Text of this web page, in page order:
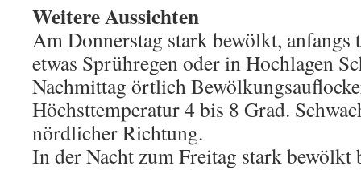
Weitere Aussichten
Am Donnerstag stark bewölkt,
etwas Sprühregen oder in Hochlagen
Nachmittag örtlich
Höchsttemperatur 4 bis 8 Grad.
nördlicher Richtung.
In der Nacht zum Freitag stark bewölkt